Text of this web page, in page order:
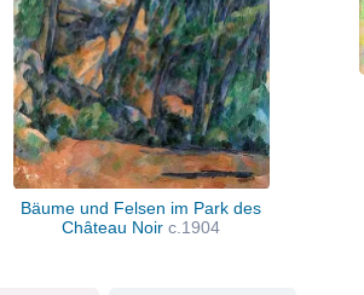
Bäume und Felsen im Park des
Château Noirc.1904